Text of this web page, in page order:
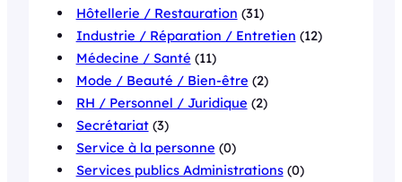
Hôtellerie / Restauration (31)
Industrie / Réparation / Entretien (12)
Médecine / Santé (11)
Mode / Beauté / Bien-être (2)
RH / Personnel / Juridique (2)
Secrétariat(3)
Service à la personne (0)
Services publics Administrations(0)